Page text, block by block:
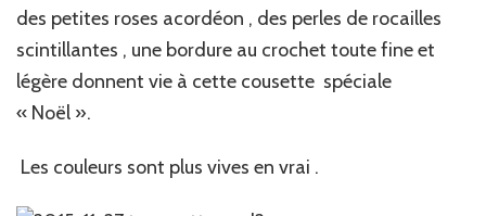
des petites roses acordéon , des perles de rocailles
scintillantes , une bordure au crochet toute fine et
légère donnent vie à cette cousette spéciale
« Noël ».
Les couleurs sont plus vives en vrai .